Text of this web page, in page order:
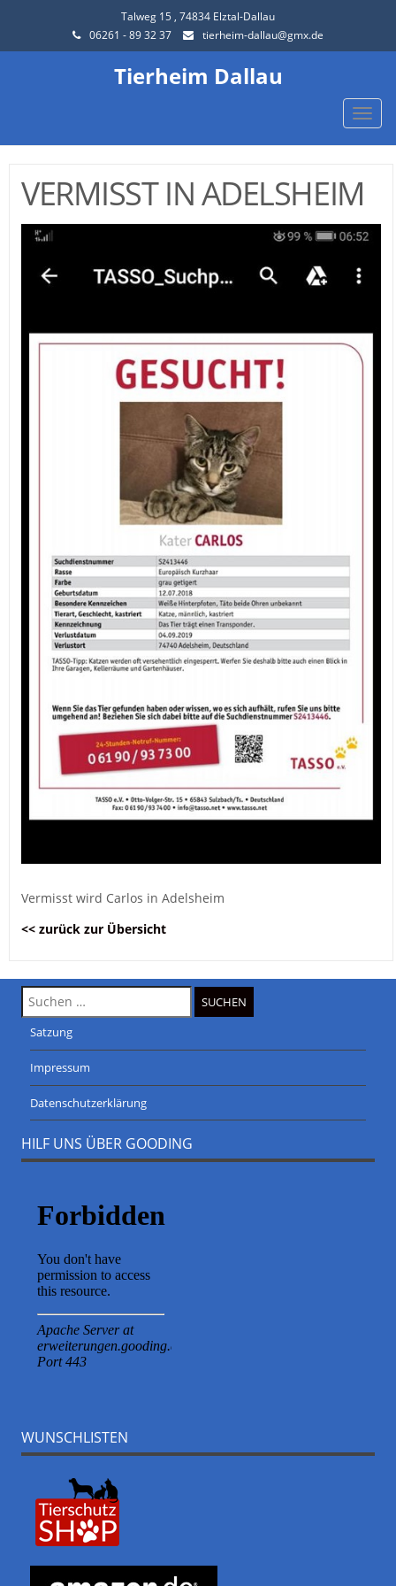
Talweg 15 , 74834 Elztal-Dallau
06261 - 89 32 37
tierheim-dallau@gmx.de
Tierheim Dallau
Toggle
VERMISST IN ADELSHEIM
Vermisst wird Carlos in Adelsheim
<< zurück zur Übersicht
Suche
nach:
Satzung
Impressum
Datenschutzerklärung
HILF UNS ÜBER GOODING
WUNSCHLISTEN